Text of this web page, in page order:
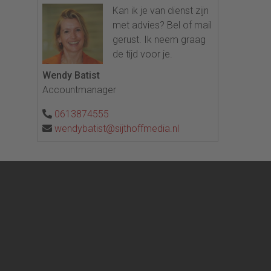
Kan ik je van dienst zijn
met advies? Bel of mail
gerust. Ik neem graag
de tijd voor je.
Wendy Batist
Accountmanager
0613874555
wendybatist@sijthoffmedia.nl